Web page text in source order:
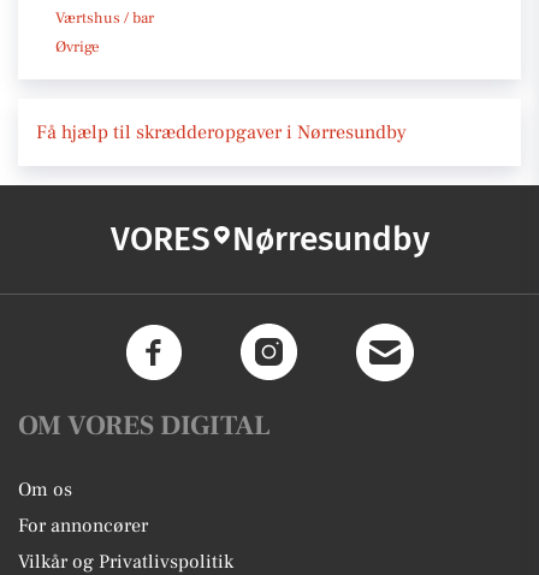
Værtshus / bar
Øvrige
Få hjælp til skrædderopgaver i Nørresundby
VORES Nørresundby
OM VORES DIGITAL
Om os
For annoncører
Vilkår og Privatlivspolitik